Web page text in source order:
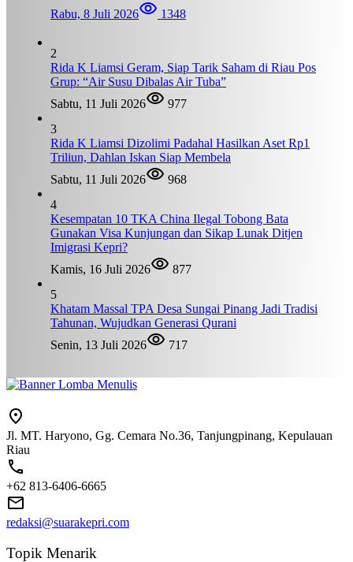
Rabu, 8 Juli 2026
1348
2
Rida K Liamsi Geram, Siap Tarik Saham di Riau Pos
Grup: “Air Susu Dibalas Air Tuba”
Sabtu, 11 Juli 2026
977
3
Rida K Liamsi Dizolimi Padahal Hasilkan Aset Rp1
Triliun, Dahlan Iskan Siap Membela
Sabtu, 11 Juli 2026
968
4
Kesempatan 10 TKA China Ilegal Tobong Bata
Gunakan Visa Kunjungan dan Sikap Lunak Ditjen
Imigrasi Kepri?
Kamis, 16 Juli 2026
877
5
Khatam Massal TPA Desa Sungai Pinang Jadi Tradisi
Tahunan, Wujudkan Generasi Qurani
Senin, 13 Juli 2026
717
Jl. MT. Haryono, Gg. Cemara No.36, Tanjungpinang, Kepulauan
Riau
+62 813-6406-6665
redaksi@suarakepri.com
Topik Menarik